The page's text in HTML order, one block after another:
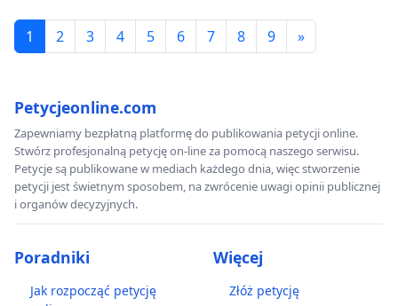
1 2 3 4 5 6 7 8 9 »
Petycjeonline.com
Zapewniamy bezpłatną platformę do publikowania petycji online.
Stwórz profesjonalną petycję on-line za pomocą naszego serwisu.
Petycje są publikowane w mediach każdego dnia, więc stworzenie
petycji jest świetnym sposobem, na zwrócenie uwagi opinii publicznej
i organów decyzyjnych.
Poradniki
Jak rozpocząć petycję
Więcej
Złóż petycję